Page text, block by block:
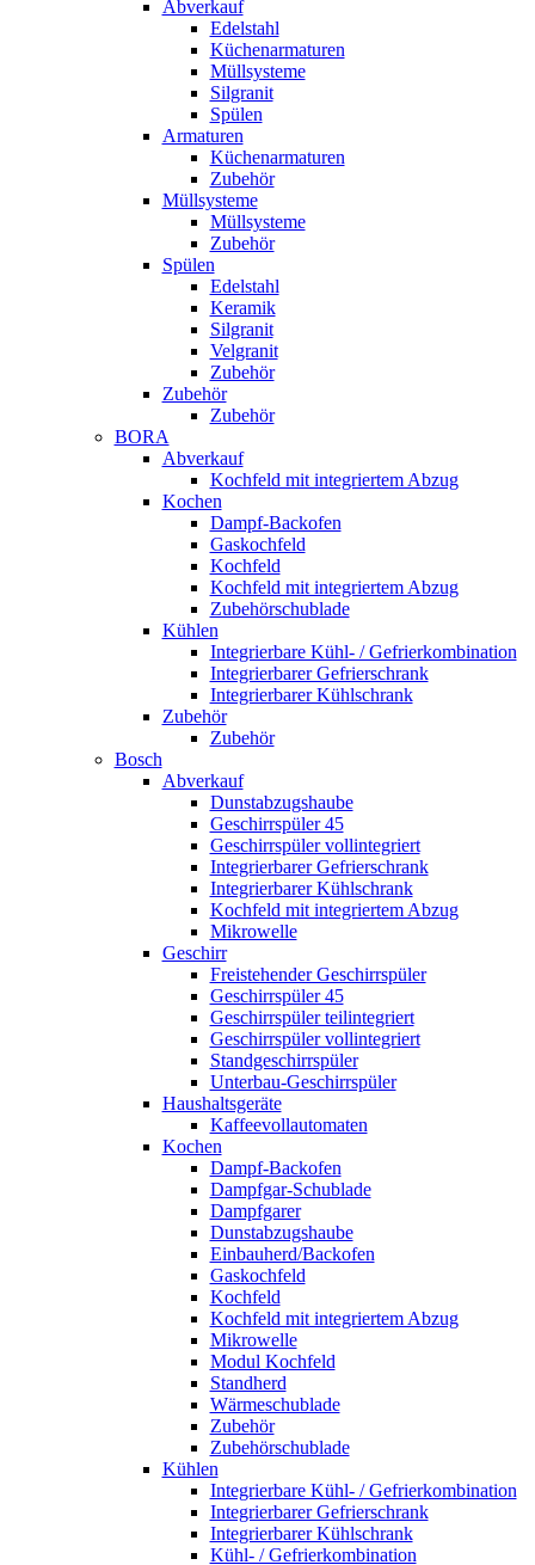
Abverkauf
Edelstahl
Küchenarmaturen
Müllsysteme
Silgranit
Spülen
Armaturen
Küchenarmaturen
Zubehör
Müllsysteme
Müllsysteme
Zubehör
Spülen
Edelstahl
Keramik
Silgranit
Velgranit
Zubehör
Zubehör
Zubehör
BORA
Abverkauf
Kochfeld mit integriertem Abzug
Kochen
Dampf-Backofen
Gaskochfeld
Kochfeld
Kochfeld mit integriertem Abzug
Zubehörschublade
Kühlen
Integrierbare Kühl- / Gefrierkombination
Integrierbarer Gefrierschrank
Integrierbarer Kühlschrank
Zubehör
Zubehör
Bosch
Abverkauf
Dunstabzugshaube
Geschirrspüler 45
Geschirrspüler vollintegriert
Integrierbarer Gefrierschrank
Integrierbarer Kühlschrank
Kochfeld mit integriertem Abzug
Mikrowelle
Geschirr
Freistehender Geschirrspüler
Geschirrspüler 45
Geschirrspüler teilintegriert
Geschirrspüler vollintegriert
Standgeschirrspüler
Unterbau-Geschirrspüler
Haushaltsgeräte
Kaffeevollautomaten
Kochen
Dampf-Backofen
Dampfgar-Schublade
Dampfgarer
Dunstabzugshaube
Einbauherd/Backofen
Gaskochfeld
Kochfeld
Kochfeld mit integriertem Abzug
Mikrowelle
Modul Kochfeld
Standherd
Wärmeschublade
Zubehör
Zubehörschublade
Kühlen
Integrierbare Kühl- / Gefrierkombination
Integrierbarer Gefrierschrank
Integrierbarer Kühlschrank
Kühl- / Gefrierkombination